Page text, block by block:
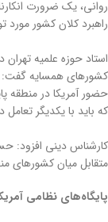
روانی، یک ضرورت
راهبرد کلان کشور مورد
استاد حوزه علمیه تهران
کشورهای همسایه گفت:
حضور آمریکا در منطقه
که باید با یکدیگر تعامل
کارشناس دینی افزود:
متقابل میان کشورهای
پایگاه‌های نظامی